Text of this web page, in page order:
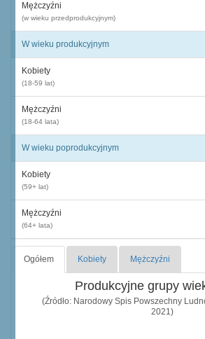
Mężczyźni
(w wieku przedprodukcyjnym)
W wieku produkcyjnym
Kobiety
(18-59 lat)
Mężczyźni
(18-64 lata)
W wieku poprodukcyjnym
Kobiety
(59+ lat)
Mężczyźni
(64+ lata)
Ogółem Kobiety Mężczyźni
Produkcyjne grupy
(Źródło: Narodowy Spis Powszechny
2021)